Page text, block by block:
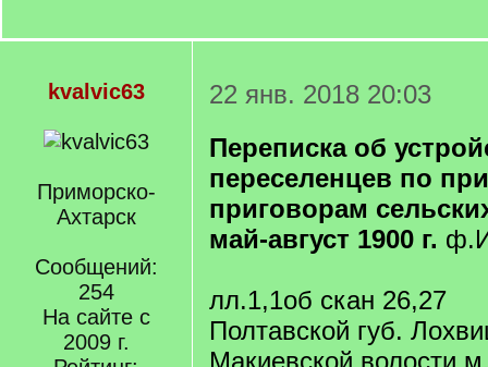
kvalvic63
Приморско-
Ахтарск
Сообщений:
254
На сайте с
2009 г.
22 янв. 2018 20:03
Переписка об
переселенцев по
приговорам
май-август 1900 г.
лл.1,1об скан 26,27
Полтавской губ.
Макиевской волости